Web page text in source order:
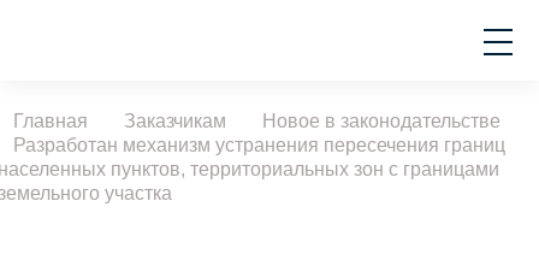
Главная Заказчикам
Новое в законодательстве
Разработан механизм устранения пересечения границ
пунктов, территориальных зон с границами
участка